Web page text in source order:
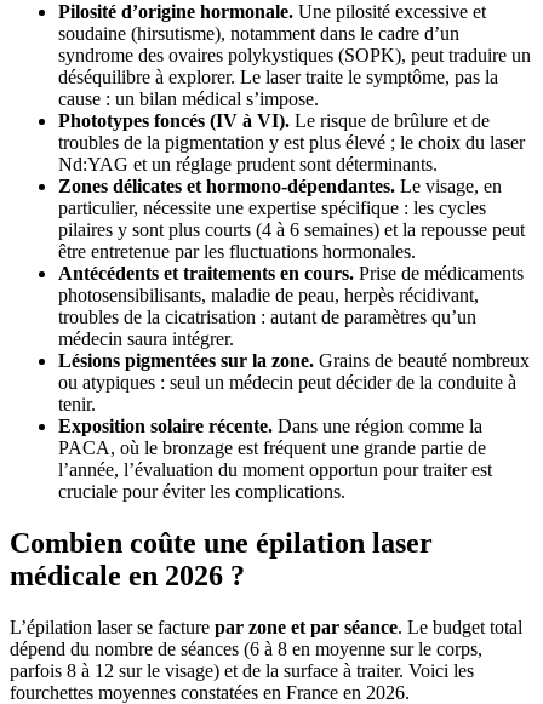
Pilosité d’origine hormonale. Une pilosité excessive et
soudaine (hirsutisme), notamment dans le cadre d’un
syndrome des ovaires polykystiques (SOPK), peut traduire un
déséquilibre à explorer. Le laser traite le symptôme, pas la
cause : un bilan médical s’impose.
Phototypes foncés (IV à VI). Le risque de brûlure et de
troubles de la pigmentation y est plus élevé ; le choix du laser
Nd:YAG et un réglage prudent sont déterminants.
Zones délicates et hormono-dépendantes. Le visage, en
particulier, nécessite une expertise spécifique : les cycles
pilaires y sont plus courts (4 à 6 semaines) et la repousse peut
être entretenue par les fluctuations hormonales.
Antécédents et traitements en cours. Prise de médicaments
photosensibilisants, maladie de peau, herpès récidivant,
troubles de la cicatrisation : autant de paramètres qu’un
médecin saura intégrer.
Lésions pigmentées sur la zone. Grains de beauté nombreux
ou atypiques : seul un médecin peut décider de la conduite à
tenir.
Exposition solaire récente. Dans une région comme la
PACA, où le bronzage est fréquent une grande partie de
l’année, l’évaluation du moment opportun pour traiter est
cruciale pour éviter les complications.
Combien coûte une épilation laser
médicale en 2026 ?
L’épilation laser se facture par zone et par séance. Le budget total
dépend du nombre de séances (6 à 8 en moyenne sur le corps,
parfois 8 à 12 sur le visage) et de la surface à traiter. Voici les
fourchettes moyennes constatées en France en 2026.